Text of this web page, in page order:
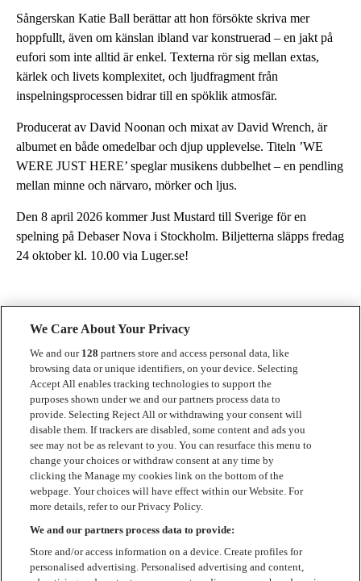
Sångerskan Katie Ball berättar att hon försökte skriva mer
hoppfullt, även om känslan ibland var konstruerad – en jakt på
eufori som inte alltid är enkel. Texterna rör sig mellan extas,
kärlek och livets komplexitet, och ljudfragment från
inspelningsprocessen bidrar till en spöklik atmosfär.
Producerat av David Noonan och mixat av David Wrench, är
albumet en både omedelbar och djup upplevelse. Titeln ’WE
WERE JUST HERE’ speglar musikens dubbelhet – en pendling
mellan minne och närvaro, mörker och ljus.
Den 8 april 2026 kommer Just Mustard till Sverige för en
spelning på Debaser Nova i Stockholm. Biljetterna släpps fredag
24 oktober kl. 10.00 via Luger.se!
Kontakt
Press
Om Luger
Samarbeten
Boka artist
Sekretesspolicy
We Care About Your Privacy
We and our 128 partners store and access personal data, like
browsing data or unique identifiers, on your device. Selecting
Accept All enables tracking technologies to support the
purposes shown under we and our partners process data to
provide. Selecting Reject All or withdrawing your consent will
disable them. If trackers are disabled, some content and ads you
see may not be as relevant to you. You can resurface this menu to
change your choices or withdraw consent at any time by
clicking the Manage my cookies link on the bottom of the
webpage. Your choices will have effect within our Website. For
more details, refer to our Privacy Policy.
We and our partners process data to provide:
Store and/or access information on a device. Create profiles for
personalised advertising. Personalised advertising and content,